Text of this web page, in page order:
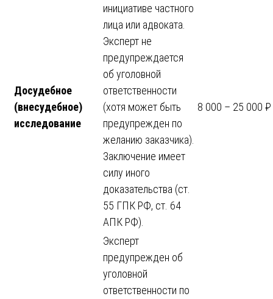
Досудебное
(внесудебное)
исследование
инициативе частного
лица или адвоката.
Эксперт не
предупреждается
об уголовной
ответственности
(хотя может быть
предупрежден по
желанию заказчика).
Заключение имеет
силу иного
доказательства (ст.
55 ГПК РФ, ст. 64
АПК РФ).
8 000 – 25 000 ₽
Эксперт
предупрежден об
уголовной
ответственности по